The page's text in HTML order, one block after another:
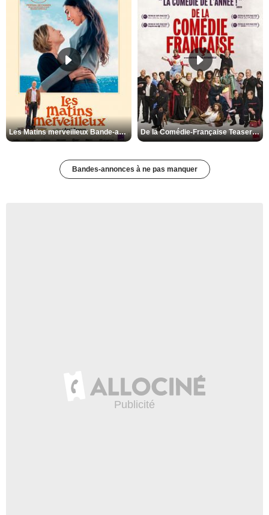
Les Matins merveilleux Bande-annonce VF De la Comédie-Française Teaser VF
Bandes-annonces à ne pas manquer